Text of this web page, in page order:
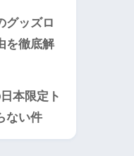
グッズロ
を徹底解
本限定ト
ない件